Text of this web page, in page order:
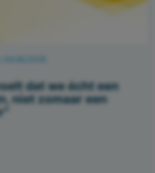
dat we écht een
niet zomaar een